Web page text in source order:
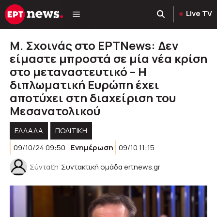
Μετάβαση
σε
Live TV
Μ. Σχοινάς στο ΕΡΤΝews: Δεν
είμαστε μπροστά σε μία νέα κρίση
στο μεταναστευτικό – Η
διπλωματική Ευρώπη έχει
αποτύχει στη διαχείριση του
Μεσανατολικού
ΕΛΛΑΔΑ
ΠΟΛΙΤΙΚΉ
09/10/24 09:50
Ενημέρωση 09/10 11:15
Σύνταξη Συντακτική ομάδα ertnews.gr